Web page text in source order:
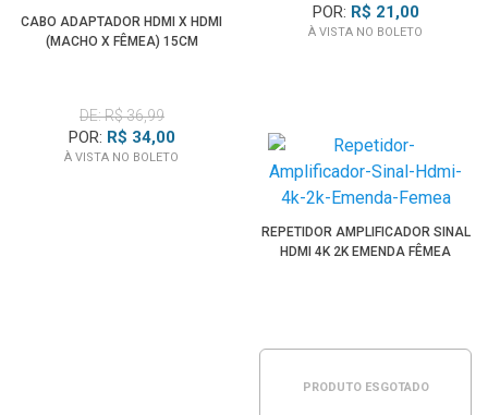
CABO ADAPTADOR HDMI X HDMI
(MACHO X FÊMEA) 15CM
DE: R$ 36,99
POR: R$ 34,00
À VISTA NO BOLETO
POR: R$ 21,00
À VISTA NO BOLETO
REPETIDOR AMPLIFICADOR SINAL
HDMI 4K 2K EMENDA FÊMEA
PRODUTO ESGOTADO